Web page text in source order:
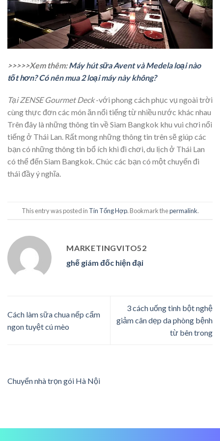
>>>>>Xem thêm:Máy hút sữa Avent và Medela loại nào
tốt hơn? Có nên mua 2 loại máy này không?
Tại ZENSE Gourmet Deck-với phong cách phục vụ ngoài trời
cùng thực đơn các món ăn nổi tiếng từ nhiều nước khác nhau
Trên đây là những thông tin về Siam Bangkok khu vui chơi nổi
tiếng ở Thái Lan. Rất mong những thông tin trên sẽ giúp các
bạn có những thông tin bổ ích khi đi chơi, du lịch ở Thái Lan
có thể đến Siam Bangkok. Chúc các bạn có một chuyến đi
thái đầy ý nghĩa.
This entry was posted in Tin Tổng Hợp. Bookmark thepermalink.
MARKETINGVITO52
ghế giám đốc hiện đại
Cách làm sữa chua nếp cẩm
ngon tuyệt cú mèo
3 cách uống tinh bột nghệ
giảm cân dẹp da phòng bệnh
từ bên trong
Chuyển nhà trọn gói Hà Nội